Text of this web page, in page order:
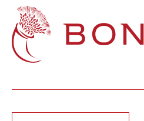
Navigation principale